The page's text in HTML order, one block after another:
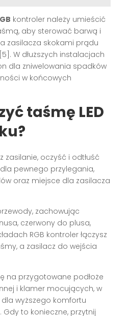
kontroler należy umieścić
aby sterować barwą i
zasilacza skokami prądu
W dłuższych instalacjach
dla zniwelowania spadków
w końcowych
taśmę LED
zasilanie, oczyść i odtłuść
pewnego przylegania,
oraz miejsce dla zasilacza
zachowując
czerwony do plusa,
RGB kontroler łączysz
a zasilacz do wejścia
na przygotowane podłoże
i klamer mocujących, w
wyższego komfortu
Gdy to konieczne, przytnij